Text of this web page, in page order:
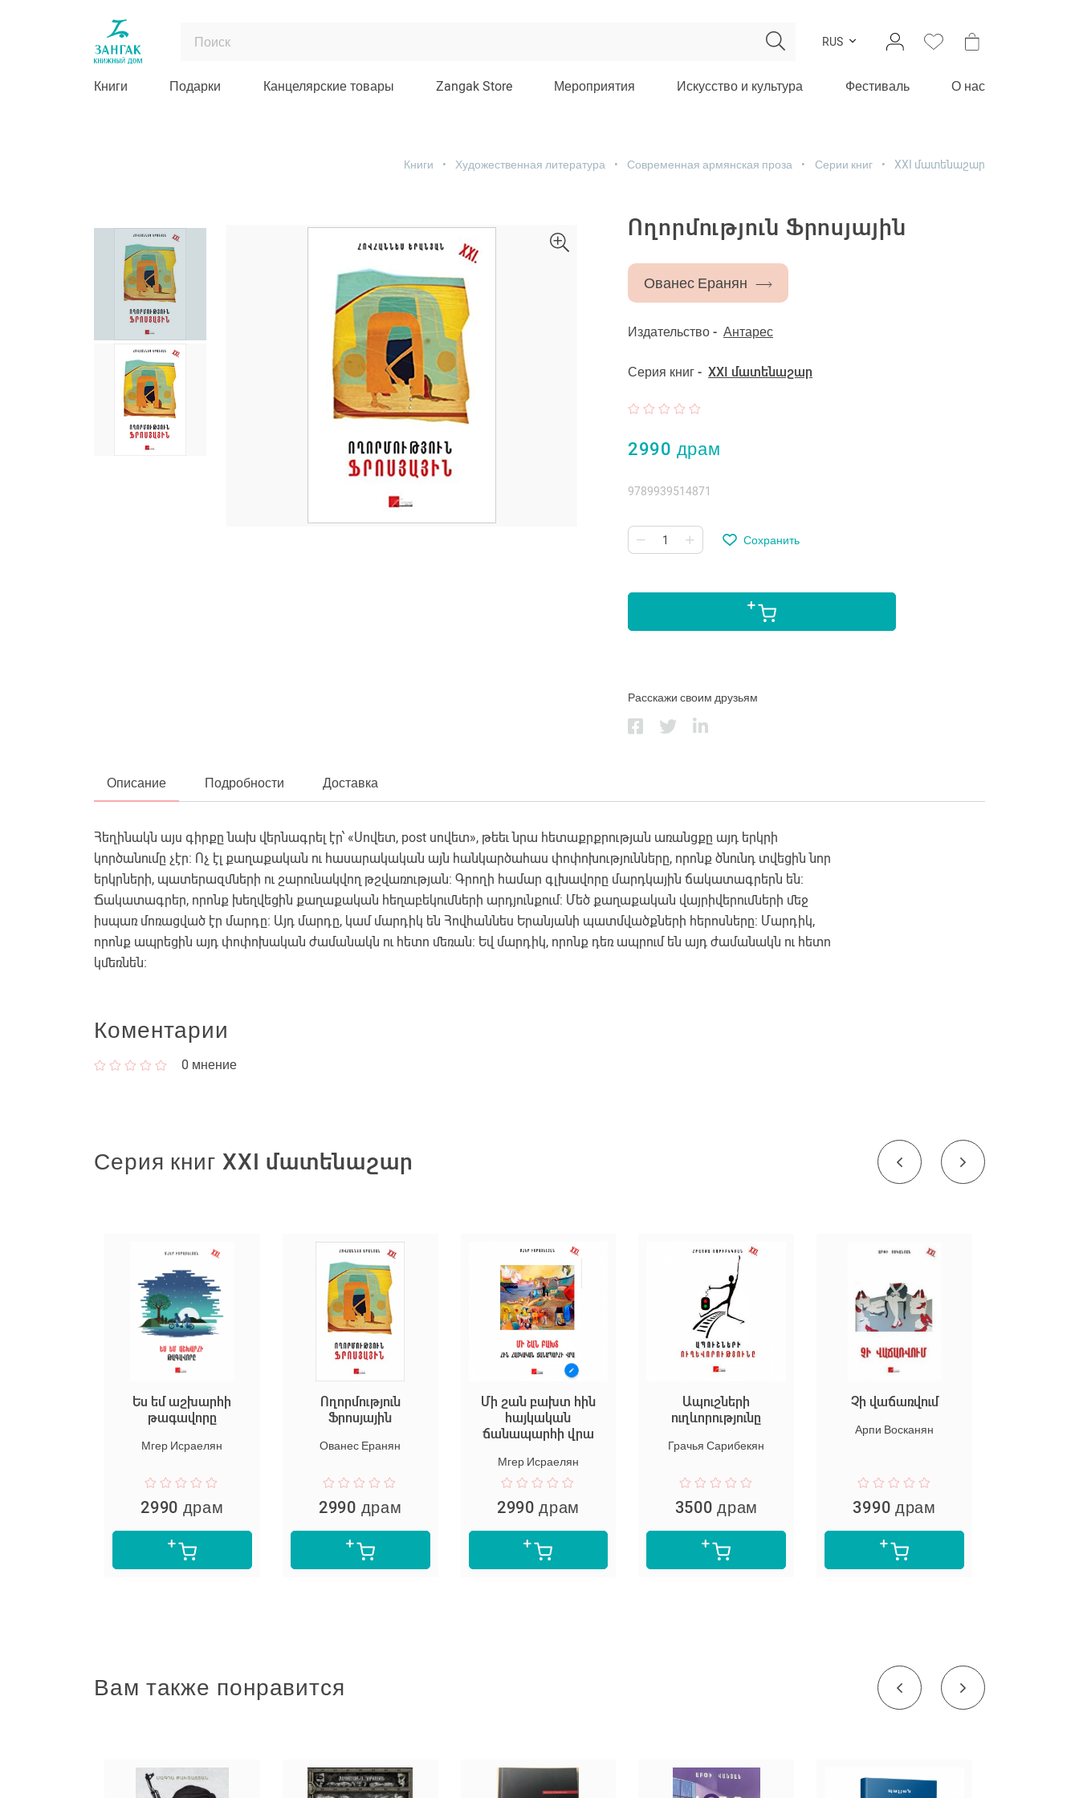
RUS
Книги Подарки Канцелярские товары Zangak Store Мероприятия Искусство и культура Фестиваль О нас
Книги Художественная литература Современная армянская проза Серии книг XXI մատենաշար
Ողորմություն Ֆրոսյային
Ованес Еранян
Издательство - Антарес
Серия книг - XXI մատենաշար
2990 драм
9789939514871
Сохранить
Расскажи своим друзьям
Описание Подробности Доставка
Հեղինակն այս գիրքը նախ վերնագրել էր՝ «Սովետ, post սովետ», թեեւ նրա հետաքրքրության առանցքը այդ երկրի
կործանումը չէր: Ոչ էլ քաղաքական ու հասարակական այն հանկարծահաս փոփոխությունները, որոնք ծնունդ տվեցին նոր
երկրների, պատերազմների ու շարունակվող թշվառության։ Գրողի համար գլխավորը մարդկային ճակատագրերն են։
Ճակատագրեր, որոնք խեղվեցին քաղաքական հեղաբեկումների արդյունքում: Մեծ քաղաքական վայրիվերումների մեջ
իսպառ մոռացված էր մարդը։ Այդ մարդը, կամ մարդիկ են Հովհաննես Երանյանի պատմվածքների հերոսները: Մարդիկ,
որոնք ապրեցին այդ փոփոխական ժամանակն ու հետո մեռան։ Եվ մարդիկ, որոնք դեռ ապրում են այդ ժամանակն ու հետո
կմեռնեն։
Коментарии
0 мнение
Серия книг XXI մատենաշար
Ես եմ աշխարհի
թագավորը
Мгер Исраелян
2990 драм
Ողորմություն
Ֆրոսյային
Ованес Еранян
2990 драм
Մի շան բախտ հին
հայկական
ճանապարհի վրա
Мгер Исраелян
2990 драм
Ապուշների
ուղևորությունը
Грачья Сарибекян
3500 драм
Չի վաճառվում
Арпи Восканян
3990 драм
Вам также понравится